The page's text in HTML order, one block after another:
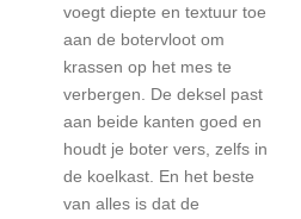
voegt diepte en textuur toe
aan de botervloot om
krassen op het mes te
verbergen. De deksel past
aan beide kanten goed en
houdt je boter vers, zelfs in
de koelkast. En het beste
van alles is dat de